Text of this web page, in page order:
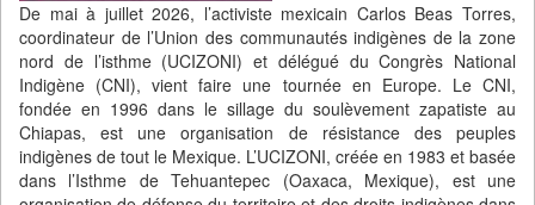
De mai à juillet 2026, l’activiste mexicain Carlos Beas Torres,
coordinateur de l’Union des communautés indigènes de la zone
nord de l’isthme (UCIZONI) et délégué du Congrès National
Indigène (CNI), vient faire une tournée en Europe. Le CNI,
fondée en 1996 dans le sillage du soulèvement zapatiste au
Chiapas, est une organisation de résistance des peuples
indigènes de tout le Mexique. L’UCIZONI, créée en 1983 et basée
dans l’Isthme de Tehuantepec (Oaxaca, Mexique), est une